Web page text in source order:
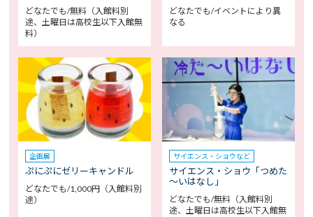
どなたでも/無料（入館料別
途、土曜日は高校生以下入館無
料）
どなたでも/イベントにより異
なる
企画展
ぷにぷにゼリーキャンドル
どなたでも/1,000円（入館料別
途）
サイエンス・ショウなど
サイエンス・ショウ「つめた
～いはなし」
どなたでも/無料（入館料別
途、土曜日は高校生以下入館無